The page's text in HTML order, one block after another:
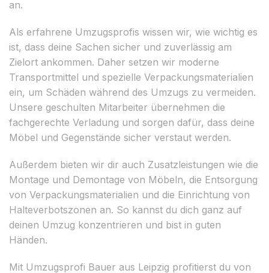
an.
Als erfahrene Umzugsprofis wissen wir, wie wichtig es
ist, dass deine Sachen sicher und zuverlässig am
Zielort ankommen. Daher setzen wir moderne
Transportmittel und spezielle Verpackungsmaterialien
ein, um Schäden während des Umzugs zu vermeiden.
Unsere geschulten Mitarbeiter übernehmen die
fachgerechte Verladung und sorgen dafür, dass deine
Möbel und Gegenstände sicher verstaut werden.
Außerdem bieten wir dir auch Zusatzleistungen wie die
Montage und Demontage von Möbeln, die Entsorgung
von Verpackungsmaterialien und die Einrichtung von
Halteverbotszonen an. So kannst du dich ganz auf
deinen Umzug konzentrieren und bist in guten
Händen.
Mit Umzugsprofi Bauer aus Leipzig profitierst du von